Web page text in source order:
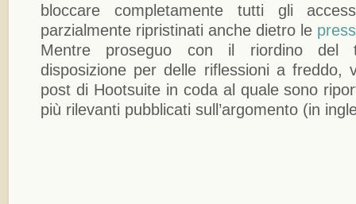
bloccare completamente tutti gli
parzialmente ripristinati anche dietro le
Mentre proseguo con il riordino del
disposizione per delle riflessioni a freddo,
post di Hootsuite in coda al quale sono
più rilevanti pubblicati sull’argomento (in